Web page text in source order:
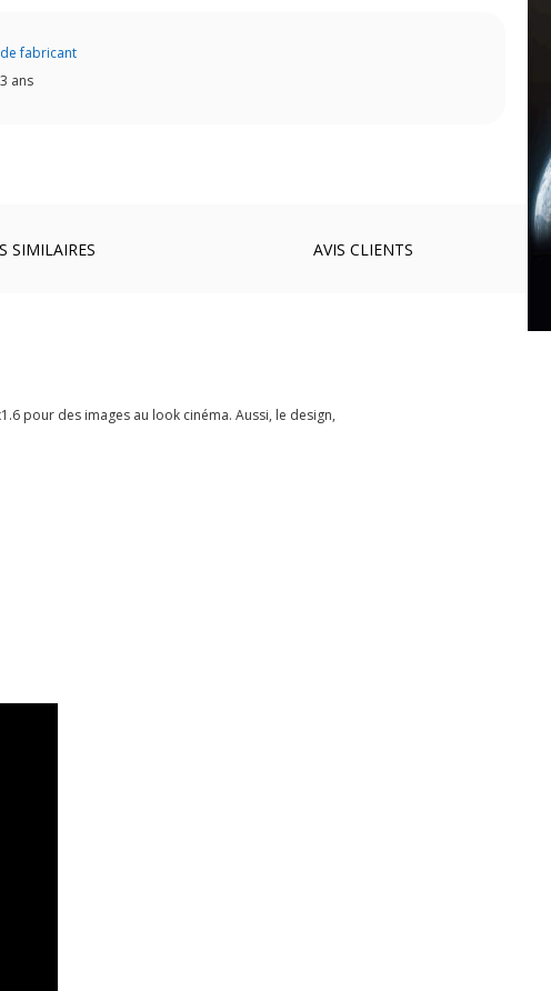
fabricant
ans
SIMILAIRES AVIS CLIENTS
pour des images au look cinéma. Aussi, le design,